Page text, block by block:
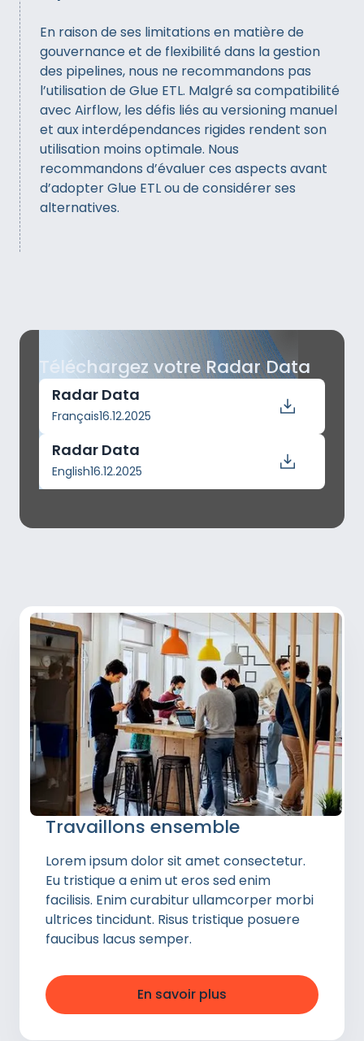
En raison de ses limitations en matière de
gouvernance et de flexibilité dans la gestion
des pipelines, nous ne recommandons pas
l’utilisation de Glue ETL. Malgré sa compatibilité
avec Airflow, les défis liés au versioning manuel
et aux interdépendances rigides rendent son
utilisation moins optimale. Nous
recommandons d’évaluer ces aspects avant
d’adopter Glue ETL ou de considérer ses
alternatives.
Téléchargez votreRadar Data
Radar Data
Français16.12.2025
Radar Data
English16.12.2025
Travaillons ensemble
Lorem ipsum dolor sit amet consectetur.
Eu tristique a enim ut eros sed enim
facilisis. Enim curabitur ullamcorper morbi
ultrices tincidunt. Risus tristique posuere
faucibus lacus semper.
En savoir plus